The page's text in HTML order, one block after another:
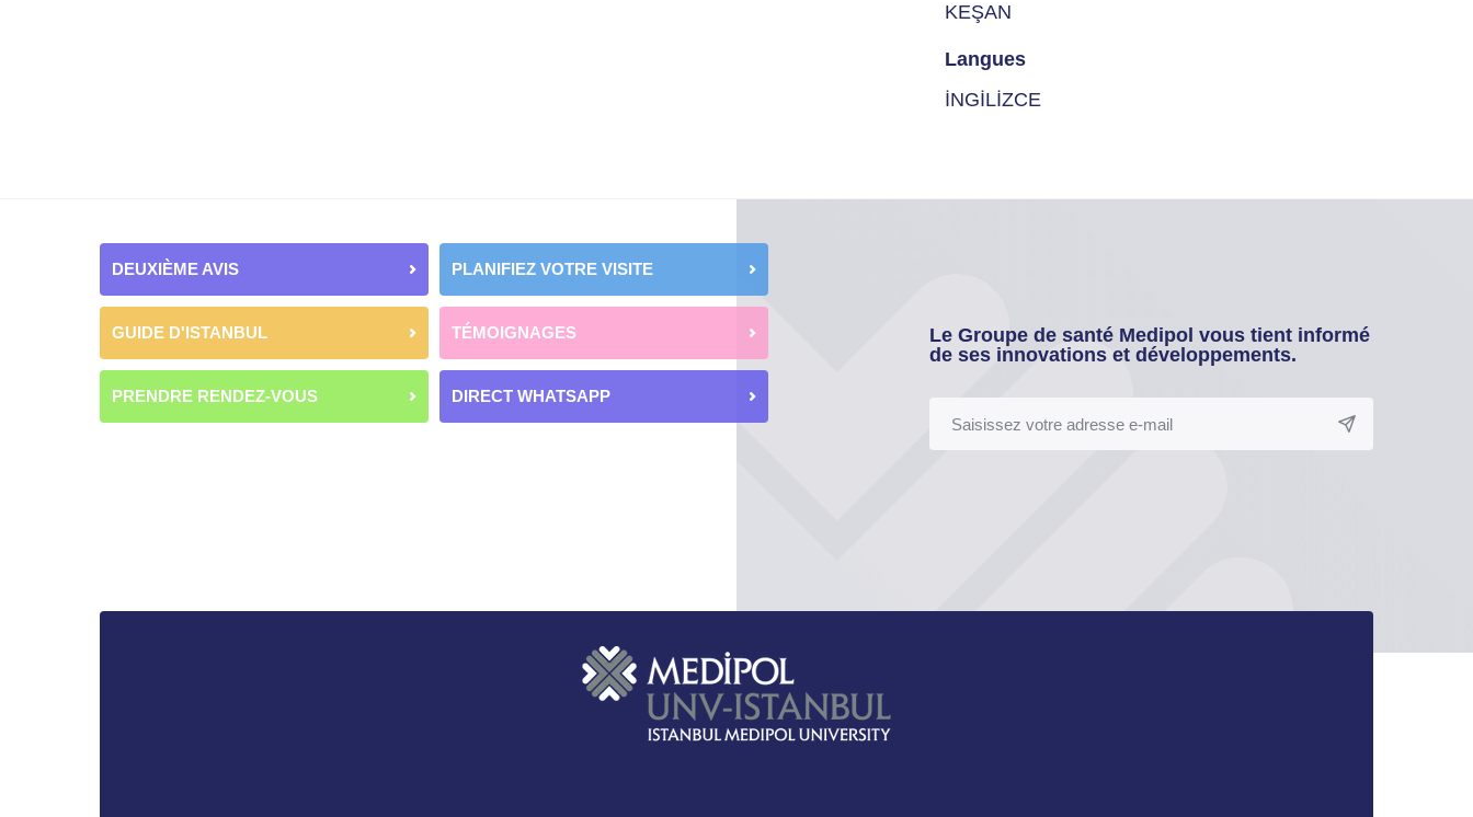
KEŞAN
Langues
İNGİLİZCE
DEUXIÈME AVIS PLANIFIEZ VOTRE VISITE
GUIDE D'ISTANBUL TÉMOIGNAGES
PRENDRE RENDEZ-VOUS DIRECT WHATSAPP
Le Groupe de santé Medipol vous tient informé
de ses innovations et développements.